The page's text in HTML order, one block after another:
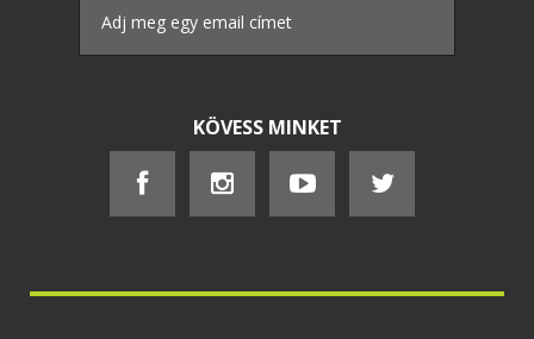
KÖVESS MINKET